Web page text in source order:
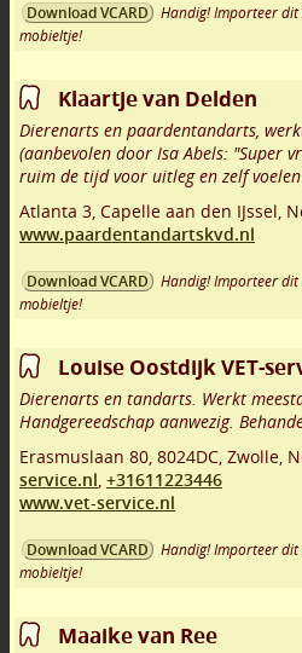
Download VCARD
Handig! Importeer
mobieltje!
Klaartje van Delden
Dierenarts en paardentandarts,
(aanbevolen door Isa Abels: "Super
ruim de tijd voor uitleg en zelf
Atlanta 3 Capelle aan den IJssel
www.paardentandartskvd.nl
Download VCARD
Handig! Importeer
mobieltje!
Louise Oostdijk VET-
Dierenarts en tandarts. Werkt
Handgereedschap aanwezig.
Erasmuslaan 80 8024DC Zwolle
service.nl +31611223446
www.vet-service.nl
Download VCARD
Handig! Importeer
mobieltje!
Maaike van Ree